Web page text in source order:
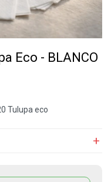
Eco - BLANCO
Tulupa eco